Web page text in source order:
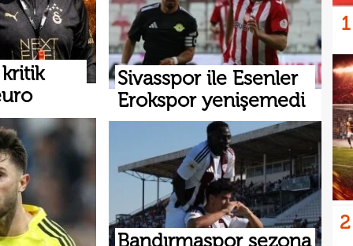
Sivasspor ile Esenler
Erokspor yenişemedi
Bandırmaspor sezona
1
2